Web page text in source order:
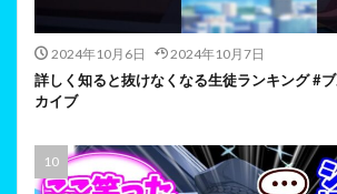
2024年10月6日 2024年10月7日
詳しく知ると抜けなくなる生徒ランキング #
カイブ